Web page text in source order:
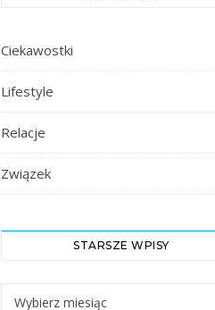
Ciekawostki
Lifestyle
Relacje
Związek
STARSZE WPISY
Starsze Wpisy